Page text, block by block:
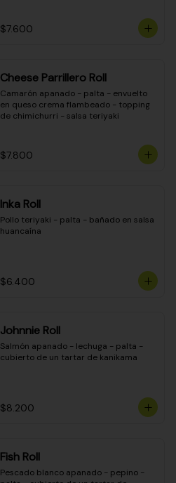
$7.600
Cheese Parrillero Roll
Camarón apanado - palta - envuelto
en queso crema flambeado - topping
de chimichurri - salsa teriyaki
$7.800
Inka Roll
Pollo teriyaki - palta - bañado en salsa
huancaína
$6.400
Johnnie Roll
Salmón apanado - lechuga - palta -
cubierto de un tartar de kanikama
$8.200
Fish Roll
Pescado blanco apanado - pepino -